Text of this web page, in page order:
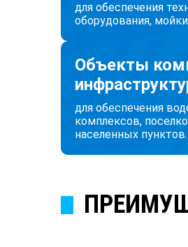
для обеспечения
оборудования,
Объекты
для обеспечения
комплексов,
населенных пунктов.